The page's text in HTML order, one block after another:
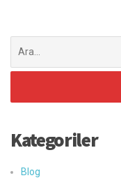
ara:
Kategoriler
Blog